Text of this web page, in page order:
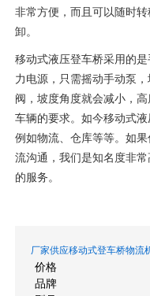
非常方便，而且可以随时
卸。
移动式液压登车桥采用的
力电源，只需摇动手动泵
阀，坡度角度就会减小，
车辆的要求。如今移动式
例如物流、仓库等等。如
流沟通，我们是知名度非
的服务。
厂家供应移动式登车桥物流
价格
品牌